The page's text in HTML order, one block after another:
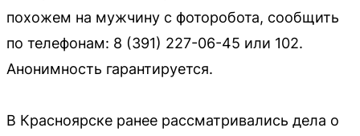
похожем на мужчину с фоторобота, сообщить
по телефонам: 8 (391) 227-06-45 или 102.
Анонимность гарантируется.
В Красноярске ранее рассматривались дела о